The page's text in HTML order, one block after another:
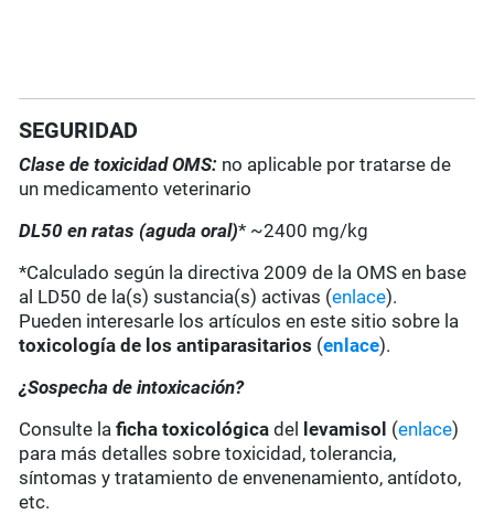
SEGURIDAD
Clase de toxicidad OMS: no aplicable por tratarse de
un medicamento veterinario
DL50 en ratas (aguda oral)* ~2400 mg/kg
*Calculado según la directiva 2009 de la OMS en base
al LD50 de la(s) sustancia(s) activas (enlace).
Pueden interesarle los artículos en este sitio sobre la
toxicología de los antiparasitarios (enlace).
¿Sospecha de intoxicación?
Consulte laficha toxicológica del levamisol (enlace)
para más detalles sobre toxicidad, tolerancia,
síntomas y tratamiento de envenenamiento, antídoto,
etc.